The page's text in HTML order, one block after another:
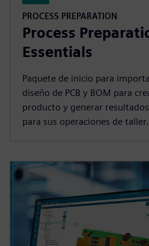
PROCESS PREPARATION
Process
Essentials
Paquete de inicio para
diseño de PCB y BOM para
producto y generar
para sus operaciones de taller.